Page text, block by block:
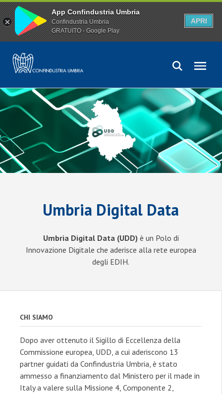
Umbria Digital Data
Umbria Digital Data (UDD) è un Polo di
Innovazione Digitale che aderisce alla rete europea
degli EDIH.
CHI SIAMO
Dopo aver ottenuto il Sigillo di Eccellenza della
Commissione europea, UDD, a cui aderiscono 13
partner guidati da Confindustria Umbria, è stato
ammesso a finanziamento dal Ministero per il made in
Italy a valere sulla Missione 4, Componente 2,
App Confindustria Umbria
Confindustria Umbria
GRATUITO - Google Play
APRI